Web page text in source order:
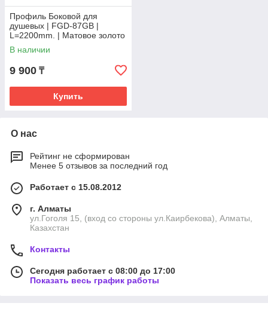
Профиль Боковой для
душевых | FGD-87GB |
L=2200mm. | Матовое золото
В наличии
9 900 ₸
Купить
О нас
Рейтинг не сформирован
Менее 5 отзывов за последний год
Работает с 15.08.2012
г. Алматы
ул.Гоголя 15, (вход со стороны ул.Каирбекова), Алматы,
Казахстан
Контакты
Сегодня работает с 08:00 до 17:00
Показать весь график работы